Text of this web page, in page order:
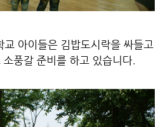
교 아이들은 김밥도시락을 싸들고
풍갈 준비를 하고 있습니다.